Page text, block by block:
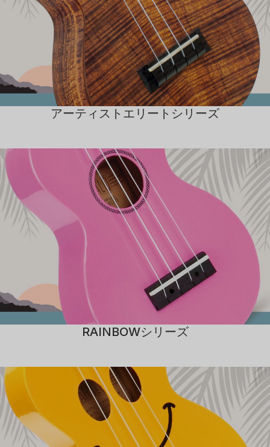
アーティストエリートシリーズ
RAINBOWシリーズ